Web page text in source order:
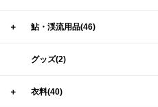
＋ 鮎・渓流用品(46)
グッズ(2)
＋ 衣料(40)